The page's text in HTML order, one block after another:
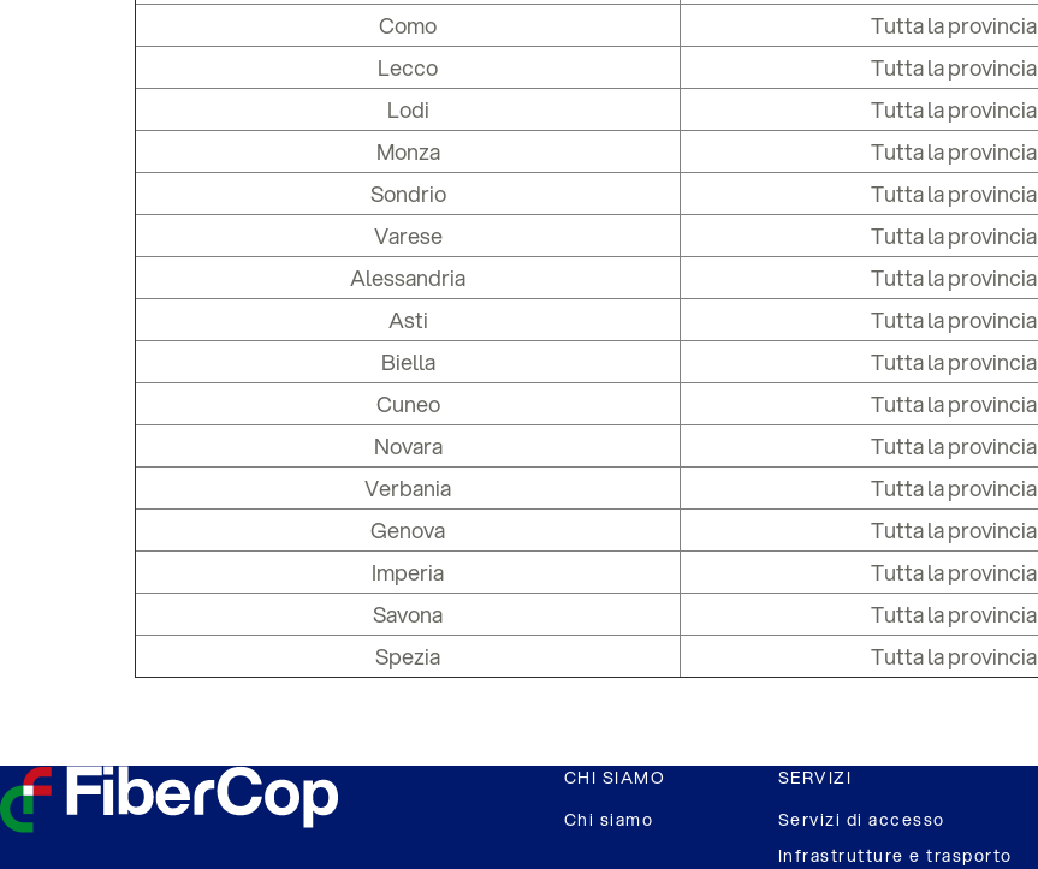
Como
Tutta la provincia
Lecco
Tutta la provincia
Lodi
Tutta la provincia
Monza
Tutta la provincia
Sondrio
Tutta la provincia
Varese
Tutta la provincia
Alessandria
Tutta la provincia
Asti
Tutta la provincia
Biella
Tutta la provincia
Cuneo
Tutta la provincia
Novara
Tutta la provincia
Verbania
Tutta la provincia
Genova
Tutta la provincia
Imperia
Tutta la provincia
Savona
Tutta la provincia
Spezia
Tutta la provincia
CHI SIAMO
Chi siamo
SERVIZI
Servizi di accesso
Infrastrutture e trasporto